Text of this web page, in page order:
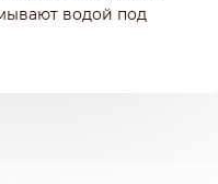
водой под